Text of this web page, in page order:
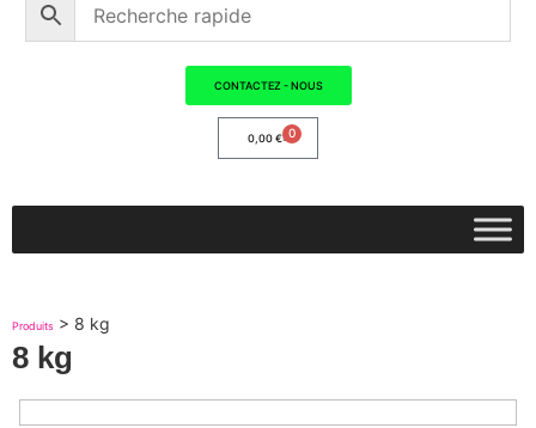
CONTACTEZ - NOUS
0,00€ 0
Produits > 8 kg
8 kg